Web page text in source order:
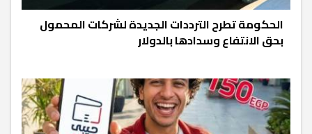
الحكومة تطرح الترددات الجديدة لشركات المحمول
بحق الانتفاع وسدادها بالدولار